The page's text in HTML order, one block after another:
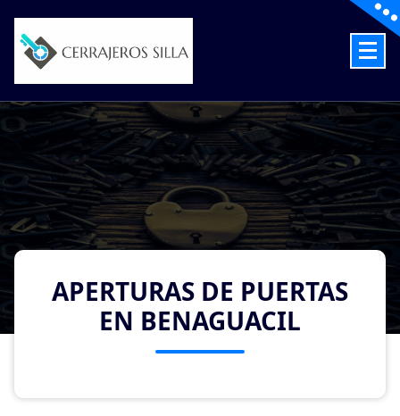
content
APERTURAS DE PUERTAS
EN BENAGUACIL